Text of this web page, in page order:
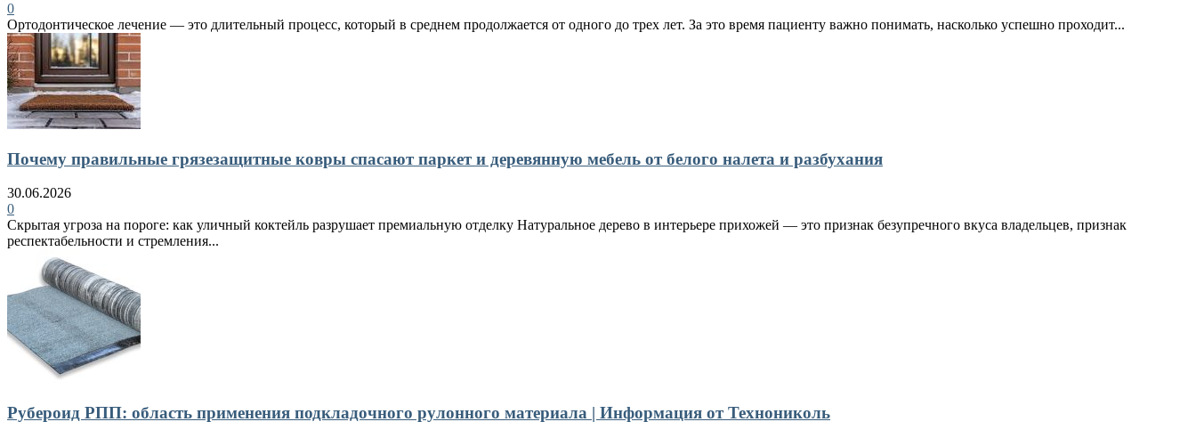
0
Ортодонтическое лечение — это длительный процесс, который в среднем продолжается от одного до трех лет. За это время пациенту важно понимать, насколько успешно проходит...
Почему правильные грязезащитные ковры спасают паркет и деревянную мебель от белого налета и разбухания
30.06.2026
0
Скрытая угроза на пороге: как уличный коктейль разрушает премиальную отделку Натуральное дерево в интерьере прихожей — это признак безупречного вкуса владельцев, признак
респектабельности и стремления...
Рубероид РПП: область применения подкладочного рулонного материала | Информация от Технониколь